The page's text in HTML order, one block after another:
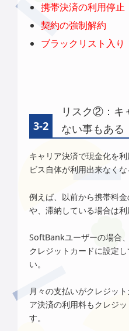
携帯決済の利用停止
契約の強制解約
ブラックリスト入り
リスク②：キ
ない事もある
キャリア決済で現金化を
ビス自体が利用出来なくな
例えば、以前から携帯料
や、滞納している場合は利
SoftBankユーザーの場合
クレジットカードに設定
い。
月々の支払いがクレジッ
ア決済の利用料もクレジ
す。